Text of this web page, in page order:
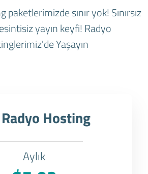
sınır yok! Sınırsız
yayın keyfi! Radyo
Yaşayın
Hosting
Aylık